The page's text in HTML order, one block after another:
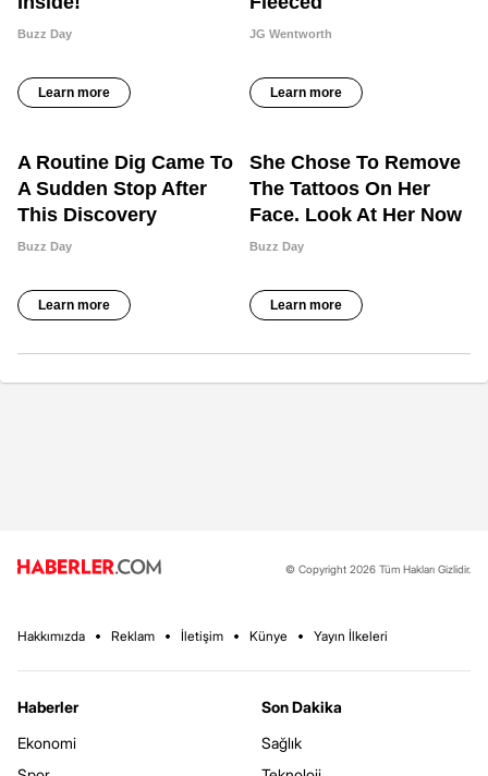
© Copyright 2026 Tüm Hakları Gizlidir.
Hakkımızda Reklam İletişim Künye Yayın İlkeleri
Haberler
Ekonomi
Son Dakika
Sağlık